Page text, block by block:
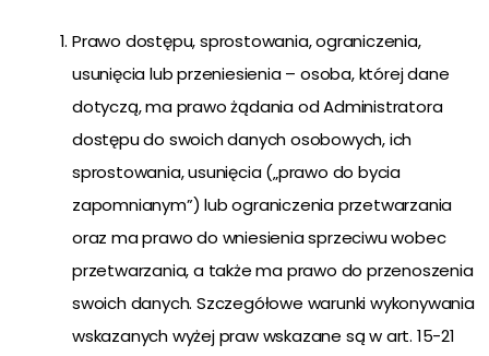
Prawo dostępu, sprostowania, ograniczenia,
usunięcia lub przeniesienia – osoba, której dane
dotyczą, ma prawo żądania od Administratora
dostępu do swoich danych osobowych, ich
sprostowania, usunięcia („prawo do bycia
zapomnianym”) lub ograniczenia przetwarzania
oraz ma prawo do wniesienia sprzeciwu wobec
przetwarzania, a także ma prawo do przenoszenia
swoich danych. Szczegółowe warunki wykonywania
wskazanych wyżej praw wskazane są w art. 15-21